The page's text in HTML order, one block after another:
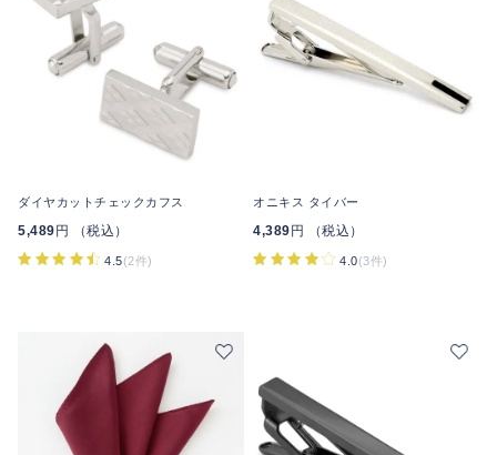
ダイヤカットチェックカフス
5,489 円 （税込）
4.5(2件)
オニキス タイバー
4,389 円 （税込）
4.0(3件)